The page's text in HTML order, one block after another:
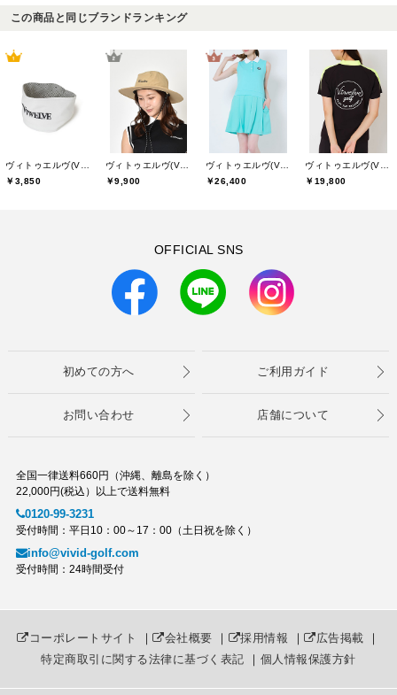
この商品と同じブランドランキング
ヴィトゥエルヴ(V12)
￥3,850
ヴィトゥエルヴ(V12)
￥9,900
ヴィトゥエルヴ(V12)
￥26,400
ヴィトゥエルヴ(V12)
￥19,800
OFFICIAL SNS
初めての方へ ご利用ガイド
お問い合わせ 店舗について
全国一律送料660円（沖縄、離島を除く）
22,000円(税込）以上で送料無料
0120-99-3231
受付時間：平日10：00～17：00（土日祝を除く）
info@vivid-golf.com
受付時間：24時間受付
コーポレートサイト ｜ 会社概要 ｜ 採用情報 ｜ 広告掲載 ｜
特定商取引に関する法律に基づく表記 ｜ 個人情報保護方針